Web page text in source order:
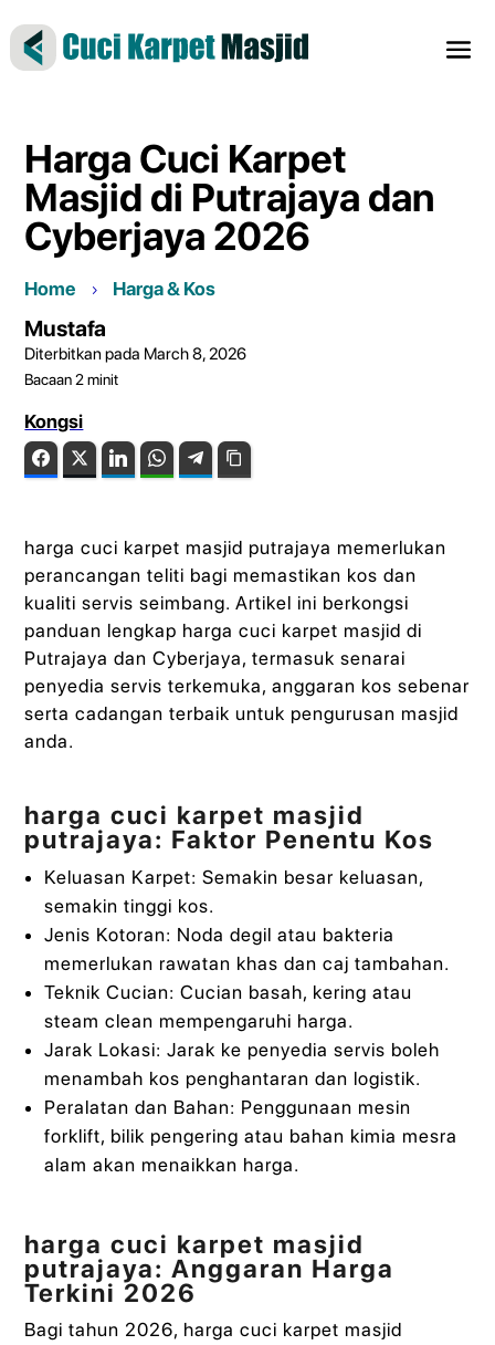
Harga Cuci Karpet
Masjid di Putrajaya dan
Cyberjaya 2026
Home Harga & Kos
Mustafa
Diterbitkan pada March 8, 2026
Bacaan 2 minit
Kongsi
FacebookTwitter LinkedIn WhatsAppTelegram
harga cuci karpet masjid putrajaya memerlukan
perancangan teliti bagi memastikan kos dan
kualiti servis seimbang. Artikel ini berkongsi
panduan lengkap harga cuci karpet masjid di
Putrajaya dan Cyberjaya, termasuk senarai
penyedia servis terkemuka, anggaran kos sebenar
serta cadangan terbaik untuk pengurusan masjid
anda.
harga cuci karpet masjid
putrajaya: Faktor Penentu Kos
Keluasan Karpet: Semakin besar keluasan,
semakin tinggi kos.
Jenis Kotoran: Noda degil atau bakteria
memerlukan rawatan khas dan caj tambahan.
Teknik Cucian: Cucian basah, kering atau
steam clean mempengaruhi harga.
Jarak Lokasi: Jarak ke penyedia servis boleh
menambah kos penghantaran dan logistik.
Peralatan dan Bahan: Penggunaan mesin
forklift, bilik pengering atau bahan kimia mesra
alam akan menaikkan harga.
harga cuci karpet masjid
putrajaya: Anggaran Harga
Terkini 2026
Bagi tahun 2026, harga cuci karpet masjid